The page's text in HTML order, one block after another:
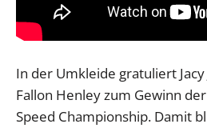
In der Umkleide gratuliert
Fallon Henley zum Gewinn der
Speed Championship. Damit